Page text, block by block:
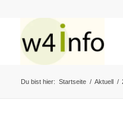
Du bist hier: Startseite / Aktuell /